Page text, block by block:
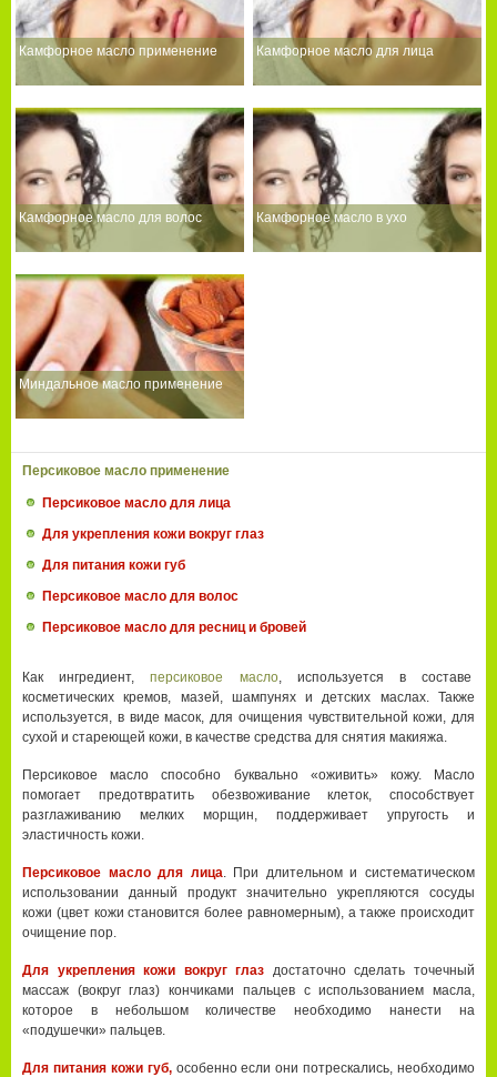
Камфорное масло применение Камфорное масло для лица
Камфорное масло для волос Камфорное масло в ухо
Миндальное масло применение
Персиковое масло применение
Персиковое масло для лица
Для укрепления кожи вокруг глаз
Для питания кожи губ
Персиковое масло для волос
Персиковое масло для ресниц и бровей
Как ингредиент,персиковое масло, используется в составе
косметических кремов, мазей, шампунях и детских маслах. Также
используется, в виде масок, для очищения чувствительной кожи, для
сухой и стареющей кожи, в качестве средства для снятия макияжа.
Персиковое масло способно буквально «оживить» кожу. Масло
помогает предотвратить обезвоживание клеток, способствует
разглаживанию мелких морщин, поддерживает упругость и
эластичность кожи.
Персиковое масло для лица. При длительном и систематическом
использовании данный продукт значительно укрепляются сосуды
кожи (цвет кожи становится более равномерным), а также происходит
очищение пор.
Для укрепления кожи вокруг глаз достаточно сделать точечный
массаж (вокруг глаз) кончиками пальцев с использованием масла,
которое в небольшом количестве необходимо нанести на
«подушечки» пальцев.
Для питания кожи губ,особенно если они потрескались, необходимо